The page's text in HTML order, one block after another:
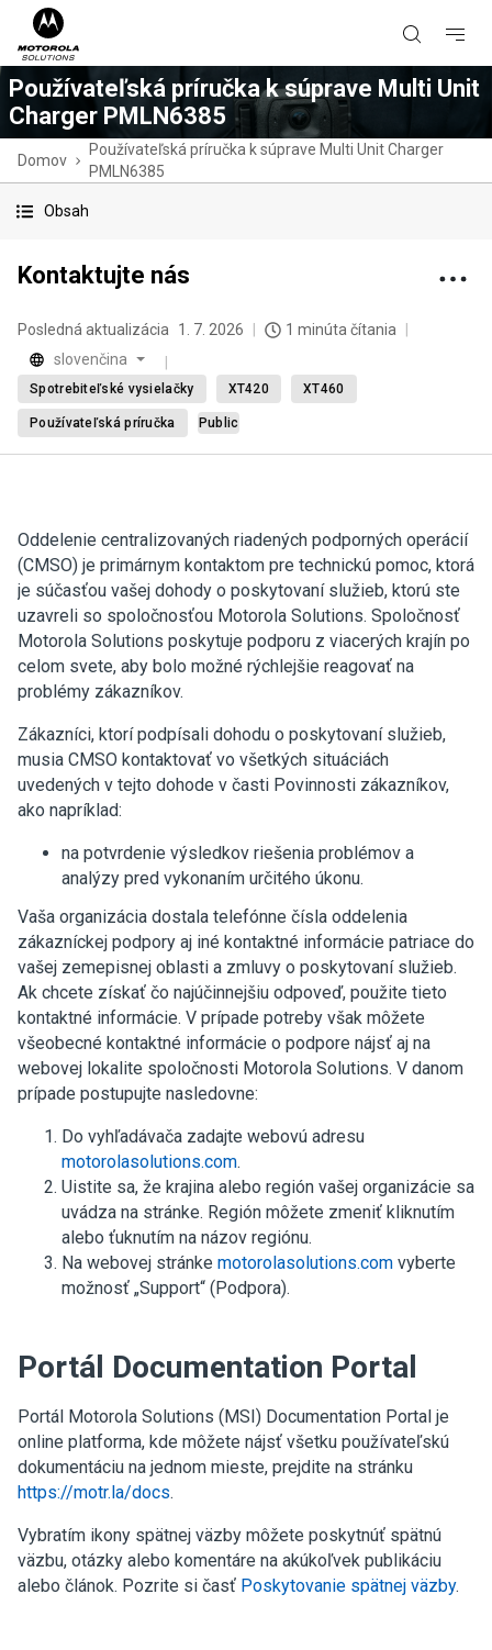
Používateľská príručka k súprave Multi Unit
Charger PMLN6385
Domov
Používateľská príručka k súprave Multi Unit Charger
PMLN6385
Obsah
Kontaktujte nás
Posledná aktualizácia 1. 7. 2026
1 minúta čítania
slovenčina
Spotrebiteľské vysielačky XT420 XT460
Používateľská príručka Public
Oddelenie centralizovaných riadených podporných operácií
(CMSO) je primárnym kontaktom pre technickú pomoc, ktorá
je súčasťou vašej dohody o poskytovaní služieb, ktorú ste
uzavreli so spoločnosťou Motorola Solutions. Spoločnosť
Motorola Solutions poskytuje podporu z viacerých krajín po
celom svete, aby bolo možné rýchlejšie reagovať na
problémy zákazníkov.
Zákazníci, ktorí podpísali dohodu o poskytovaní služieb,
musia CMSO kontaktovať vo všetkých situáciách
uvedených v tejto dohode v časti Povinnosti zákazníkov,
ako napríklad:
na potvrdenie výsledkov riešenia problémov a
analýzy pred vykonaním určitého úkonu.
Vaša organizácia dostala telefónne čísla oddelenia
zákazníckej podpory aj iné kontaktné informácie patriace do
vašej zemepisnej oblasti a zmluvy o poskytovaní služieb.
Ak chcete získať čo najúčinnejšiu odpoveď, použite tieto
kontaktné informácie. V prípade potreby však môžete
všeobecné kontaktné informácie o podpore nájsť aj na
webovej lokalite spoločnosti Motorola Solutions. V danom
prípade postupujte nasledovne:
Do vyhľadávača zadajte webovú adresu
motorolasolutions.com.
Uistite sa, že krajina alebo región vašej organizácie sa
uvádza na stránke. Región môžete zmeniť kliknutím
alebo ťuknutím na názov regiónu.
Na webovej stránke motorolasolutions.com vyberte
možnosť „Support“ (Podpora).
Portál Documentation Portal
Portál Motorola Solutions (MSI) Documentation Portal je
online platforma, kde môžete nájsť všetku používateľskú
dokumentáciu na jednom mieste, prejdite na stránku
https://motr.la/docs.
Vybratím ikony spätnej väzby môžete poskytnúť spätnú
väzbu, otázky alebo komentáre na akúkoľvek publikáciu
alebo článok. Pozrite si časť Poskytovanie spätnej väzby.